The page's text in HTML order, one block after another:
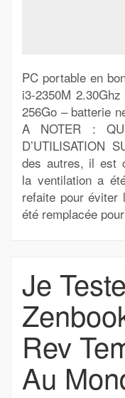
PC portable en
i3-2350M
256Go – batterie
A NOTER :
D’UTILISATION
des autres, il est
la ventilation a
refaite pour
été remplacée
Je
Rev
Au